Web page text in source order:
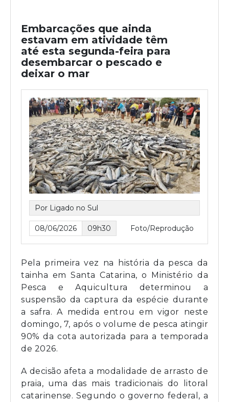
Embarcações que ainda
estavam em atividade têm
até esta segunda-feira para
desembarcar o pescado e
deixar o mar
Por Ligado no Sul
08/06/2026 09h30 Foto/Reprodução
Pela primeira vez na história da pesca da
tainha em Santa Catarina, o Ministério da
Pesca e Aquicultura determinou a
suspensão da captura da espécie durante
a safra. A medida entrou em vigor neste
domingo, 7, após o volume de pesca atingir
90% da cota autorizada para a temporada
de 2026.
A decisão afeta a modalidade de arrasto de
praia, uma das mais tradicionais do litoral
catarinense. Segundo o governo federal, a